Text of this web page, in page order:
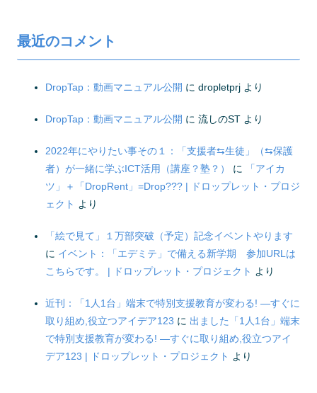
最近のコメント
DropTap：動画マニュアル公開 に dropletprj より
DropTap：動画マニュアル公開 に 流しのST より
2022年にやりたい事その１：「支援者⇆生徒」（⇆保護
者）が一緒に学ぶICT活用（講座？塾？）
に
「アイカ
ツ」＋「DropRent」=Drop??? | ドロップレット・プロジ
ェクト より
「絵で見て」１万部突破（予定）記念イベントやります
に イベント：「エデミテ」で備える新学期 参加URLは
こちらです。 | ドロップレット・プロジェクト より
近刊：「1人1台」端末で特別支援教育が変わる! ―すぐに
取り組め,役立つアイデア123 に 出ました「1人1台」端末
で特別支援教育が変わる! ―すぐに取り組め,役立つアイ
デア123 | ドロップレット・プロジェクト より